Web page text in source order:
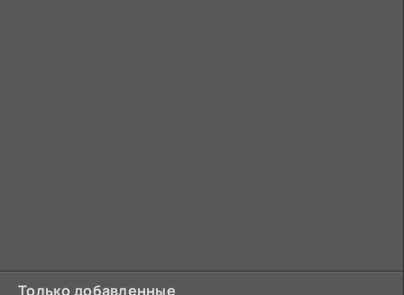
Только добавленные